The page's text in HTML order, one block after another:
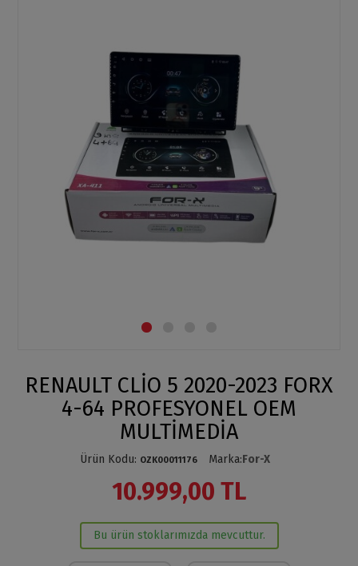
RENAULT CLİO 5 2020-2023 FORX
4-64 PROFESYONEL OEM
MULTİMEDİA
Ürün Kodu: OZK00011176 Marka:For-X
10.999,00 TL
Bu ürün stoklarımızda mevcuttur.